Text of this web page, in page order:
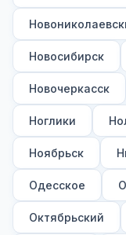
Новосибирск
Новочеркасск
Ноглики
Ноябрьск
Одесское
Октябрьский